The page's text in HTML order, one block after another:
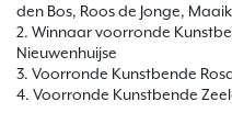
den Bos, Roos de Jonge,
2. Winnaar voorronde
Nieuwenhuijse
3. Voorronde Kunstbende
4. Voorronde Kunstbende